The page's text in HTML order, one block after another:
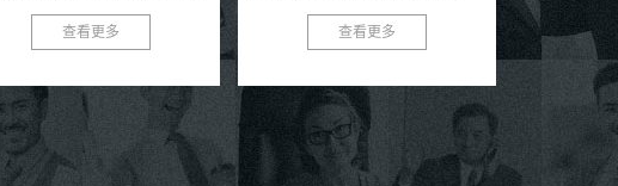
睐。作为专业的保温聚氨酯钢管厂
家，我们致力于为客户提供优...
查看更多